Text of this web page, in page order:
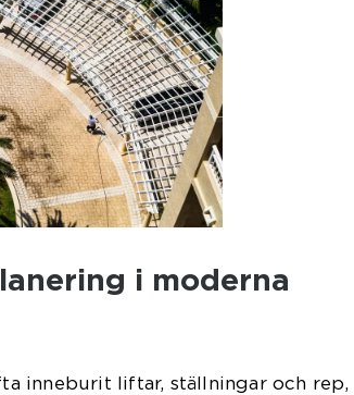
i moderna
inneburit liftar, ställningar och rep,